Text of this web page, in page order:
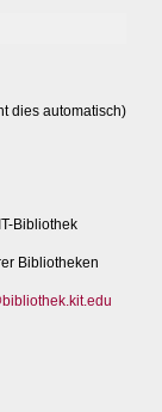
dies automatisch)
Bibliothek
Bibliotheken